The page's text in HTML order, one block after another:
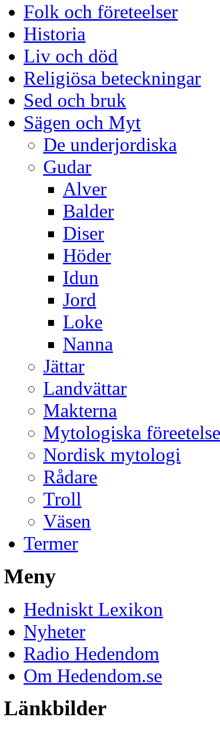
Folk och företeelser
Historia
Liv och död
Religiösa beteckningar
Sed och bruk
Sägen och Myt
De underjordiska
Gudar
Alver
Balder
Diser
Höder
Idun
Jord
Loke
Nanna
Jättar
Landvättar
Makterna
Mytologiska
Nordisk mytologi
Rådare
Troll
Väsen
Termer
Meny
Hedniskt Lexikon
Nyheter
Radio Hedendom
Om Hedendom.se
Länkbilder